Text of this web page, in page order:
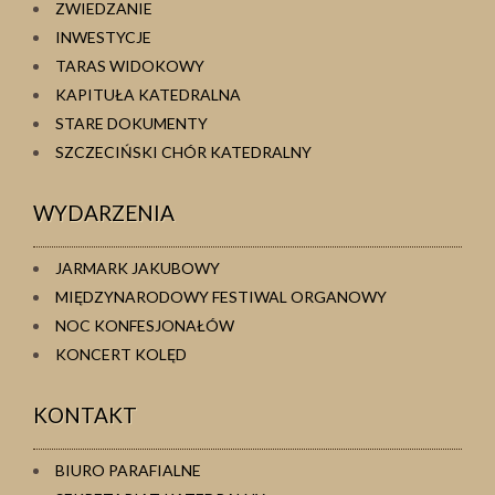
ZWIEDZANIE
INWESTYCJE
TARAS WIDOKOWY
KAPITUŁA KATEDRALNA
STARE DOKUMENTY
SZCZECIŃSKI CHÓR KATEDRALNY
WYDARZENIA
JARMARK JAKUBOWY
MIĘDZYNARODOWY FESTIWAL ORGANOWY
NOC KONFESJONAŁÓW
KONCERT KOLĘD
KONTAKT
BIURO PARAFIALNE